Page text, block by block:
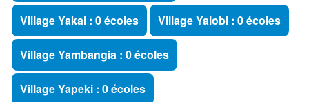
Village Yakai : 0 écoles Village Yalobi : 0 écoles
Village Yambangia : 0 écoles
Village Yapeki : 0 écoles